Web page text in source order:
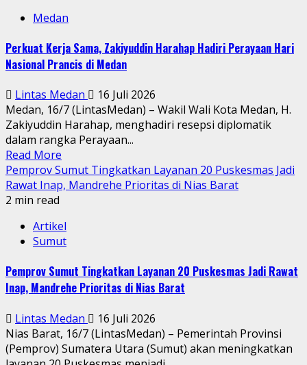
Medan
Perkuat Kerja Sama, Zakiyuddin Harahap Hadiri Perayaan Hari
Nasional Prancis di Medan
Lintas Medan
16 Juli 2026
Medan, 16/7 (LintasMedan) – Wakil Wali Kota Medan, H.
Zakiyuddin Harahap, menghadiri resepsi diplomatik
dalam rangka Perayaan...
Read More
Pemprov Sumut Tingkatkan Layanan 20 Puskesmas Jadi
Rawat Inap, Mandrehe Prioritas di Nias Barat
2 min read
Artikel
Sumut
Pemprov Sumut Tingkatkan Layanan 20 Puskesmas Jadi Rawat
Inap, Mandrehe Prioritas di Nias Barat
Lintas Medan
16 Juli 2026
Nias Barat, 16/7 (LintasMedan) – Pemerintah Provinsi
(Pemprov) Sumatera Utara (Sumut) akan meningkatkan